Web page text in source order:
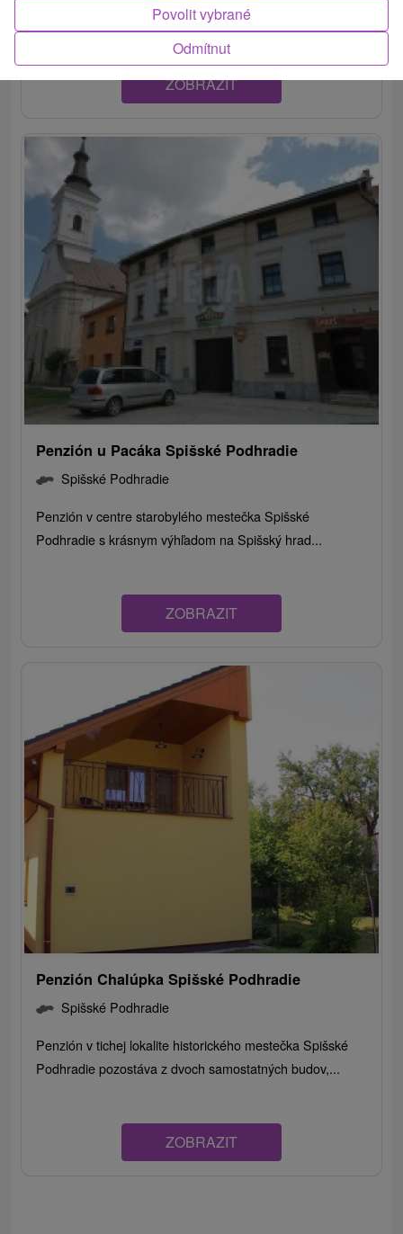
Spišský Podzámok ponúka kompletné...
ZOBRAZIT
Penzión u Pacáka Spišské Podhradie
Spišské Podhradie
Penzión v centre starobylého mestečka Spišské
Podhradie s krásnym výhľadom na Spišský hrad...
ZOBRAZIT
Penzión Chalúpka Spišské Podhradie
Spišské Podhradie
Penzión v tichej lokalite historického mestečka Spišské
Podhradie pozostáva z dvoch samostatných budov,...
ZOBRAZIT
Odmítnut
Povolit vybrané